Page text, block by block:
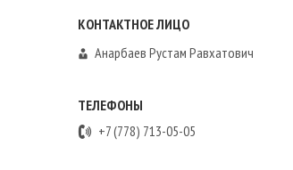
Анарбаев Рустам Равхатович
+7 (778) 713-05-05